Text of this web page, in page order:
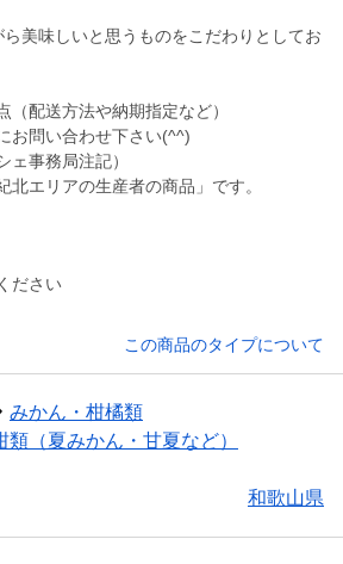
美味しいと思うものをこだわりとしてお
配送方法や納期指定など）
お問い合わせ下さい(^^)
ェ事務局注記）
北エリアの生産者の商品」です。
ださい
この商品のタイプについて
みかん・柑橘類
類（夏みかん・甘夏など）
和歌山県